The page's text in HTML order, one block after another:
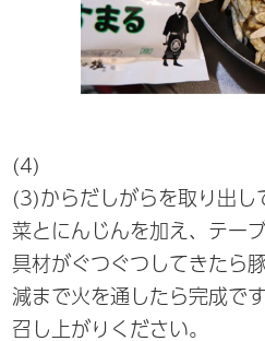
(4)
(3)からだしがらを取り出し
菜とにんじんを加え、テー
具材がぐつぐつしてきたら
減まで火を通したら完成で
召し上がりください。